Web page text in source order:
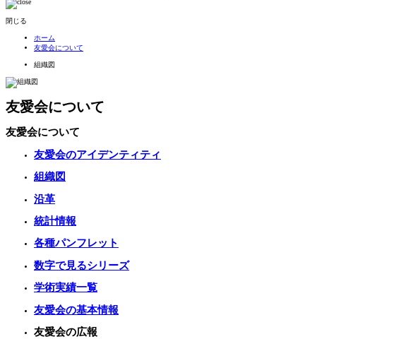
閉じる
ホーム
友愛会について
組織図
友愛会について
友愛会について
友愛会のアイデンティティ
組織図
沿革
統計情報
各種パンフレット
数字で見るシリーズ
学術実績一覧
友愛会の基本情報
友愛会の広報